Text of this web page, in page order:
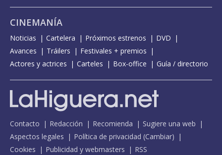
CINEMANÍA
Noticias Cartelera Próximos estrenos
DVD
Avances
Tráilers
Festivales + premios
Actores y actrices
Carteles Box-office Guía / directorio
Contacto Redacción Recomienda
Sugiere una web
Aspectos legales
Política de privacidad (Cambiar)
Cookies
Publicidad y webmasters RSS